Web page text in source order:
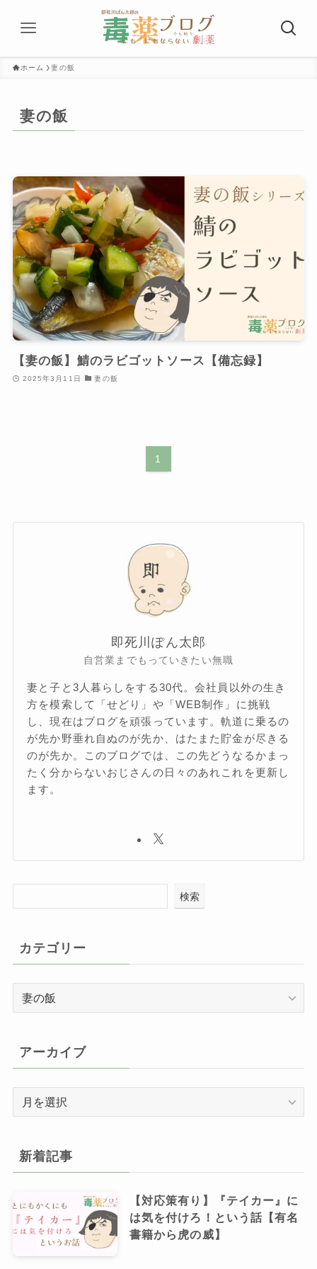
ホーム 妻の飯
妻の飯
【妻の飯】鯖のラビゴットソース【備忘録】
2025年3月11日 妻の飯
1
即死川ぽん太郎
自営業までもっていきたい無職
妻と子と3人暮らしをする30代。会社員以外の生き
方を模索して「せどり」や「WEB制作」に挑戦
し、現在はブログを頑張っています。軌道に乗るの
が先か野垂れ自ぬのが先か、はたまた貯金が尽きる
のが先か。このブログでは、この先どうなるかまっ
たく分からないおじさんの日々のあれこれを更新し
ます。
検索
カテゴリー
カ
ー
アーカイブ
イ
ブ
新着記事
【対応策有り】『テイカー』に
は気を付けろ！という話【有名
書籍から虎の威】